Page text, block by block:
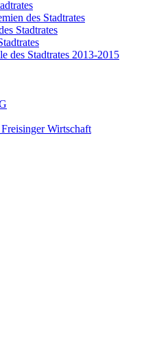
des Stadtrates
Stadtrates
des Stadtrates 2013-2015
Wirtschaft